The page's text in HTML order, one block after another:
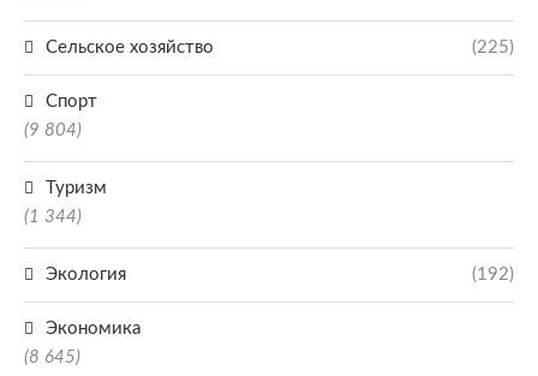
Сельское хозяйство (225)
Спорт
(9 804)
Туризм
(1 344)
Экология (192)
Экономика
(8 645)